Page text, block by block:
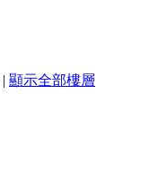
| 顯示全部樓層